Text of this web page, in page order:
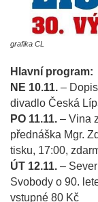
grafika CL
Hlavní program:
NE 10.11. –
divadlo Česká
PO 11.11. – Vina
přednáška Mgr.
tisku, 17:00,
ÚT 12.11. –
Svobody o 90.
vstupné 80 Kč